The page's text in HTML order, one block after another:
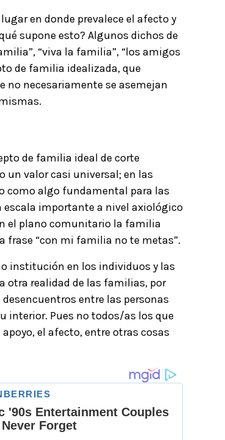
en donde prevalece el afecto y
supone esto? Algunos dichos de
“viva la familia”, “los amigos
de familia idealizada, que
no necesariamente se asemejan
de familia ideal de corte
un valor casi universal; en las
como algo fundamental para las
escala importante a nivel axiológico
el plano comunitario la familia
frase “con mi familia no te metas”.
institución en los individuos y las
otra realidad de las familias, por
entre las personas
interior. Pues no todos/as los que
el afecto, entre otras cosas